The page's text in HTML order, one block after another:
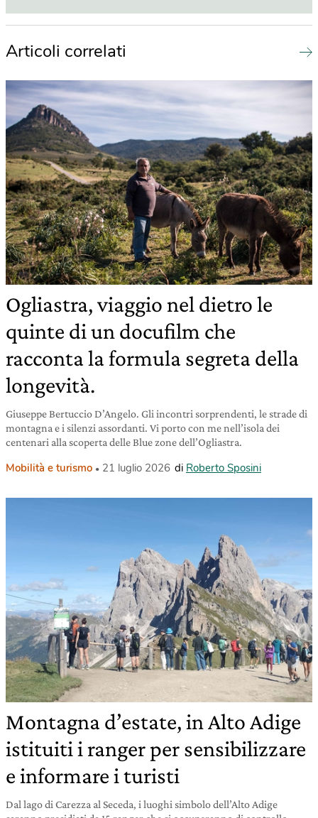
Articoli correlati
Ogliastra, viaggio nel dietro le
quinte di un docufilm che
racconta la formula segreta della
longevità.
Giuseppe Bertuccio D’Angelo. Gli incontri sorprendenti, le strade di
montagna e i silenzi assordanti. Vi porto con me nell’isola dei
centenari alla scoperta delle Blue zone dell’Ogliastra.
Mobilità e turismo 21 luglio 2026 di Roberto Sposini
Montagna d’estate, in Alto Adige
istituiti i ranger per sensibilizzare
e informare i turisti
Dal lago di Carezza al Seceda, i luoghi simbolo dell’Alto Adige